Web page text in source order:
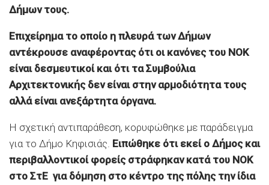
Δήμων τους.
Επιχείρημα το οποίο η πλευρά των Δήμων
αντέκρουσε αναφέροντας ότι οι κανόνες του ΝΟΚ
είναι δεσμευτικοί και ότι τα Συμβούλια
Αρχιτεκτονικής δεν είναι στην αρμοδιότητα τους
αλλά είναι ανεξάρτητα όργανα.
Η σχετική αντιπαράθεση, κορυφώθηκε με παράδειγμα
για το Δήμο Κηφισιάς. Ειπώθηκε ότι εκεί ο Δήμος και
περιβαλλοντικοί φορείς στράφηκαν κατά του ΝΟΚ
στο ΣτΕ για δόμηση στο κέντρο της πόλης την ίδια